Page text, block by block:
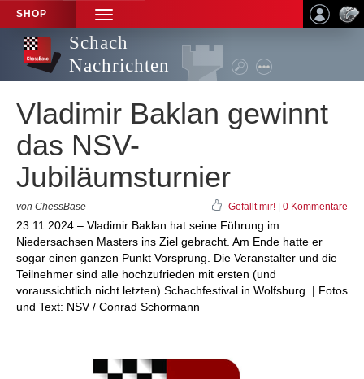
SHOP
TOGGLE
NAVIGATION
Schach
Nachrichten
Vladimir Baklan gewinnt
das NSV-
Jubiläumsturnier
von ChessBase Gefällt mir! 0 Kommentare
23.11.2024 – Vladimir Baklan hat seine Führung im
Niedersachsen Masters ins Ziel gebracht. Am Ende hatte er
sogar einen ganzen Punkt Vorsprung. Die Veranstalter und die
Teilnehmer sind alle hochzufrieden mit ersten (und
voraussichtlich nicht letzten) Schachfestival in Wolfsburg. | Fotos
und Text: NSV / Conrad Schormann